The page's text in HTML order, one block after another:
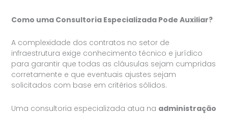
Como uma Consultoria Especializada Pode Auxiliar?
A complexidade dos contratos no setor de
infraestrutura exige conhecimento técnico e jurídico
para garantir que todas as cláusulas sejam cumpridas
corretamente e que eventuais ajustes sejam
solicitados com base em critérios sólidos.
Uma consultoria especializada atua na administração